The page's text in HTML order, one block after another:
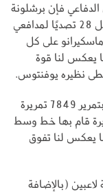
الدفاعي فإن برشلونة
قام مدافعوه بصد 39 محاولة عن مرماهم مقابل 28 تصديًا لمدافعي
على كل
يعكس لنا قوة
نظيره يوفنتوس.
** وعلى مستوى خط الوسط فإن برشلونة قام بتمرير 7849 تمريرة
تمريرة مكتملة) مقابل 6093 تمريرة قام بها خط وسط
وهو ما يعكس لنا تفوق
(بالإضافة